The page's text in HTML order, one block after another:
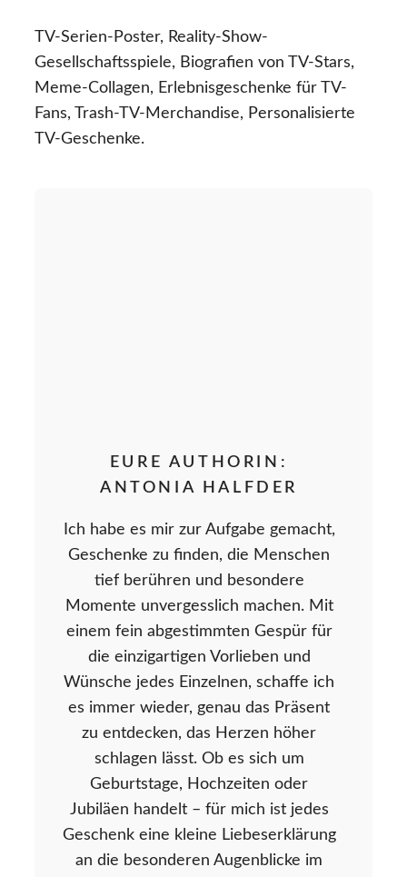
TV-Serien-Poster, Reality-Show-
Gesellschaftsspiele, Biografien von TV-Stars,
Meme-Collagen, Erlebnisgeschenke für TV-
Fans, Trash-TV-Merchandise, Personalisierte
TV-Geschenke.
EURE AUTHORIN:
ANTONIA HALFDER
Ich habe es mir zur Aufgabe gemacht,
Geschenke zu finden, die Menschen
tief berühren und besondere
Momente unvergesslich machen. Mit
einem fein abgestimmten Gespür für
die einzigartigen Vorlieben und
Wünsche jedes Einzelnen, schaffe ich
es immer wieder, genau das Präsent
zu entdecken, das Herzen höher
schlagen lässt. Ob es sich um
Geburtstage, Hochzeiten oder
Jubiläen handelt – für mich ist jedes
Geschenk eine kleine Liebeserklärung
an die besonderen Augenblicke im